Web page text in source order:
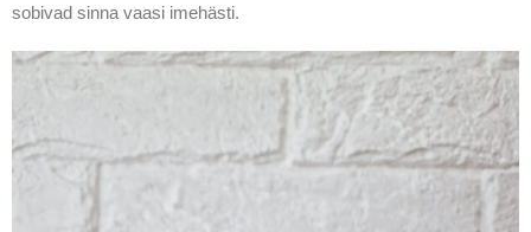
sobivad sinna vaasi imehästi.